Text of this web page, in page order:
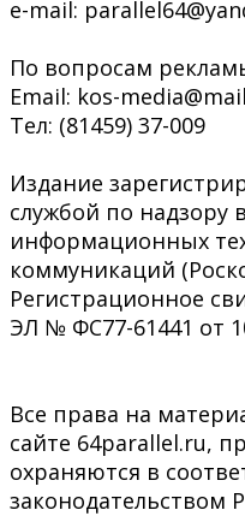
e-mail:
По вопросам
Email: kos-
Тел: (81459) 37-009
Издание
службой по надзору
информационных
коммуникаций
Регистрационное
ЭЛ № ФС77-61441 от
Все права на
сайте 64parallel.ru,
охраняются в
законодательством